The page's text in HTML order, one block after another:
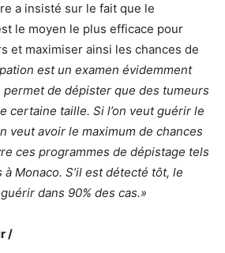
a insisté sur le fait que le
le moyen le plus efficace pour
et maximiser ainsi les chances de
est un examen évidemment
de dépister que des tumeurs
certaine taille. Si l’on veut guérir le
veut avoir le maximum de chances
ces programmes de dépistage tels
à Monaco. S’il est détecté tôt, le
dans 90% des cas.»
/